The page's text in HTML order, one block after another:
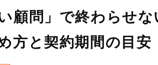
顧問」で終わらせ
方と契約期間の目安